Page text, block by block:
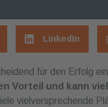
LinkedIn
für den Erfolg
Vorteil und kann
vielversprechende